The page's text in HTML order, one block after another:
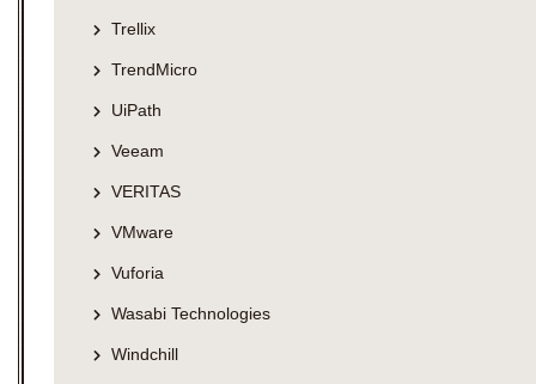
Trellix
TrendMicro
UiPath
Veeam
VERITAS
VMware
Vuforia
Wasabi Technologies
Windchill